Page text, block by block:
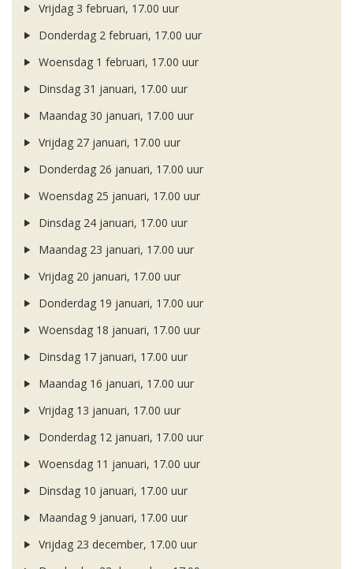
Vrijdag 3 februari, 17.00 uur
Donderdag 2 februari, 17.00 uur
Woensdag 1 februari, 17.00 uur
Dinsdag 31 januari, 17.00 uur
Maandag 30 januari, 17.00 uur
Vrijdag 27 januari, 17.00 uur
Donderdag 26 januari, 17.00 uur
Woensdag 25 januari, 17.00 uur
Dinsdag 24 januari, 17.00 uur
Maandag 23 januari, 17.00 uur
Vrijdag 20 januari, 17.00 uur
Donderdag 19 januari, 17.00 uur
Woensdag 18 januari, 17.00 uur
Dinsdag 17 januari, 17.00 uur
Maandag 16 januari, 17.00 uur
Vrijdag 13 januari, 17.00 uur
Donderdag 12 januari, 17.00 uur
Woensdag 11 januari, 17.00 uur
Dinsdag 10 januari, 17.00 uur
Maandag 9 januari, 17.00 uur
Vrijdag 23 december, 17.00 uur